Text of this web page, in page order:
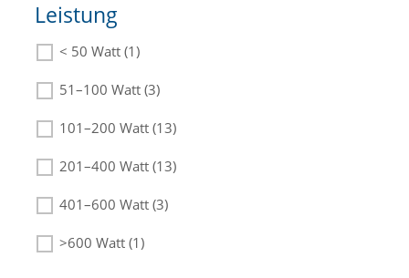
Die passenden Netzteile finden Sie in der
Beschreibung.
Leistung
< 50 Watt (1)
51–100 Watt (3)
101–200 Watt (13)
201–400 Watt (13)
401–600 Watt (3)
>600 Watt (1)